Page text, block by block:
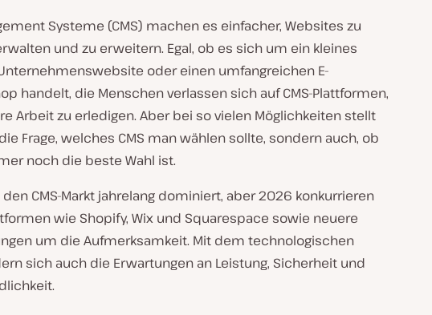
Systeme (CMS) machen es einfacher, Websites zu
und zu erweitern. Egal, ob es sich um ein kleines
oder einen umfangreichen E-
handelt, die Menschen verlassen sich auf CMS-Plattformen,
Arbeit zu erledigen. Aber bei so vielen Möglichkeiten stellt
Frage, welches CMS man wählen sollte, sondern auch, ob
noch die beste Wahl ist.
CMS-Markt jahrelang dominiert, aber 2026 konkurrieren
wie Shopify, Wix und Squarespace sowie neuere
um die Aufmerksamkeit. Mit dem technologischen
sich auch die Erwartungen an Leistung, Sicherheit und